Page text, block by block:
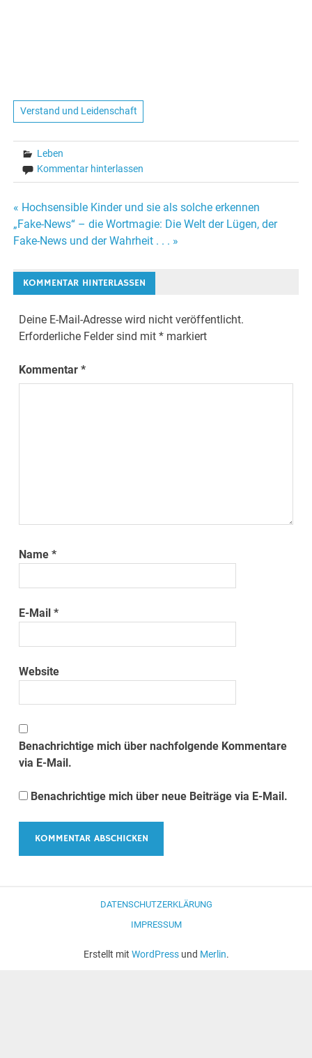
Verstand und Leidenschaft
Leben
Kommentar hinterlassen
Beitrags-
« Hochsensible Kinder und sie als solche erkennen
„Fake-News“ – die Wortmagie: Die Welt der Lügen, der
Fake-News und der Wahrheit . . . »
KOMMENTAR HINTERLASSEN
Deine E-Mail-Adresse wird nicht veröffentlicht.
Erforderliche Felder sind mit* markiert
Kommentar*
Name*
E-Mail*
Website
Benachrichtige mich über nachfolgende Kommentare
via E-Mail.
Benachrichtige mich über neue Beiträge via E-Mail.
DATENSCHUTZERKLÄRUNG
IMPRESSUM
Erstellt mit WordPressund Merlin.